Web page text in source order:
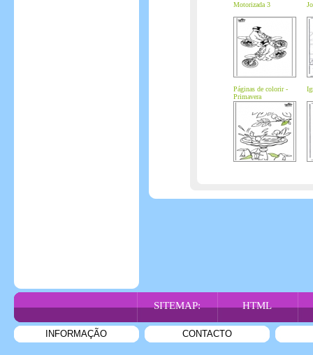
Motorizada 3
Páginas de colorir -
Primavera
SITEMAP: HTML
INFORMAÇÃO CONTACTO